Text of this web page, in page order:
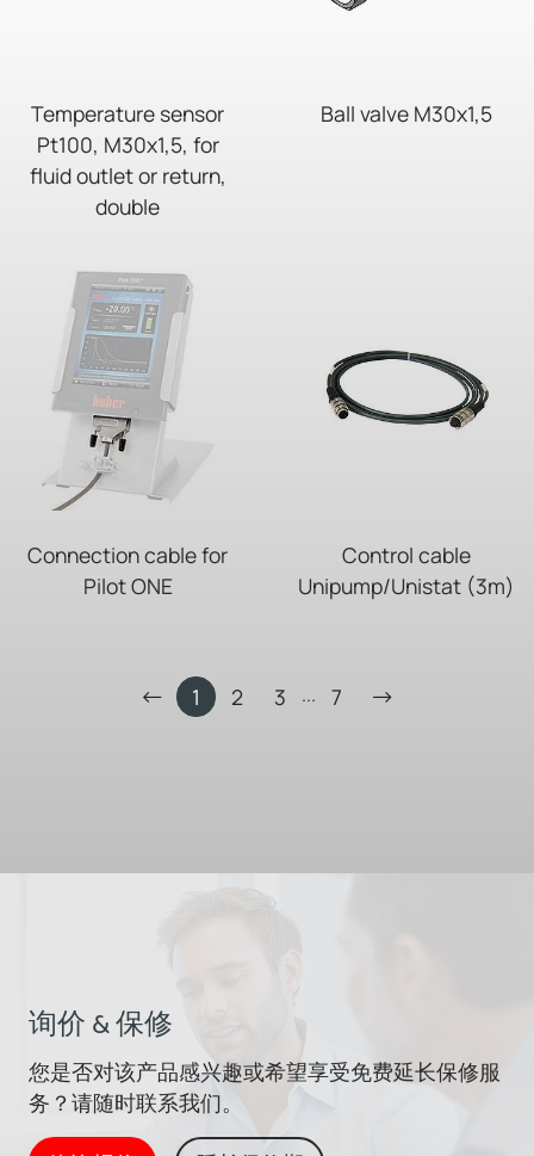
Temperature sensor
Pt100, M30x1,5, for
fluid outlet or return,
double
Ball valve M30x1,5
Connection cable for
Pilot ONE
Control cable
Unipump/Unistat (3m)
1 2 3 ... 7
询价 & 保修
您是否对该产品感兴趣或希望享受免费延长保修服
务？请随时联系我们。